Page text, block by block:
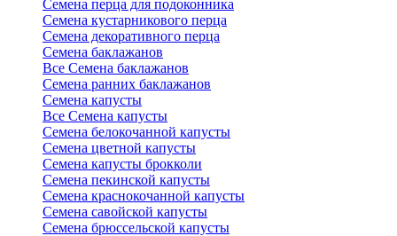
Семена перца для подоконника
Семена кустарникового перца
Семена декоративного перца
Семена баклажанов
Все Семена баклажанов
Семена ранних баклажанов
Семена капусты
Все Семена капусты
Семена белокочанной капусты
Семена цветной капусты
Семена капусты брокколи
Семена пекинской капусты
Семена краснокочанной капусты
Семена савойской капусты
Семена брюссельской капусты